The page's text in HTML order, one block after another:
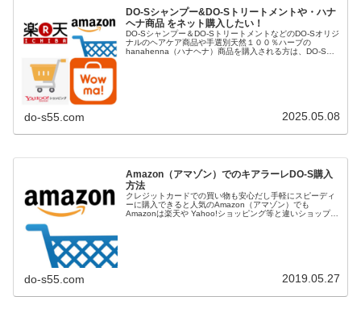
DO-Sシャンプー&DO-Sトリートメントや・ハナ
ヘナ商品 をネット購入したい！
DO-Sシャンプー＆DO-SトリートメントなどのDO-Sオリジ
ナルのヘアケア商品や手選別天然１００％ハーブの
hanahenna（ハナヘナ）商品を購入される方は、DO-S公
do-s55.com 2025.05.08
Amazon（アマゾン）でのキアラーレDO-S購入
方法
クレジットカードでの買い物も安心だし手軽にスピーディ
ーに購入できると人気のAmazon（アマゾン）でも
Amazonは楽天や Yahoo!ショッピング等と違いショップ
do-s55.com 2019.05.27